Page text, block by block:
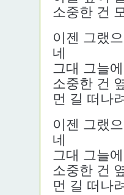
소중한 건
이젠 그랬
그대 그늘
소중한 건
먼 길 떠나
이젠 그랬
그대 그늘
소중한 건
먼 길 떠나